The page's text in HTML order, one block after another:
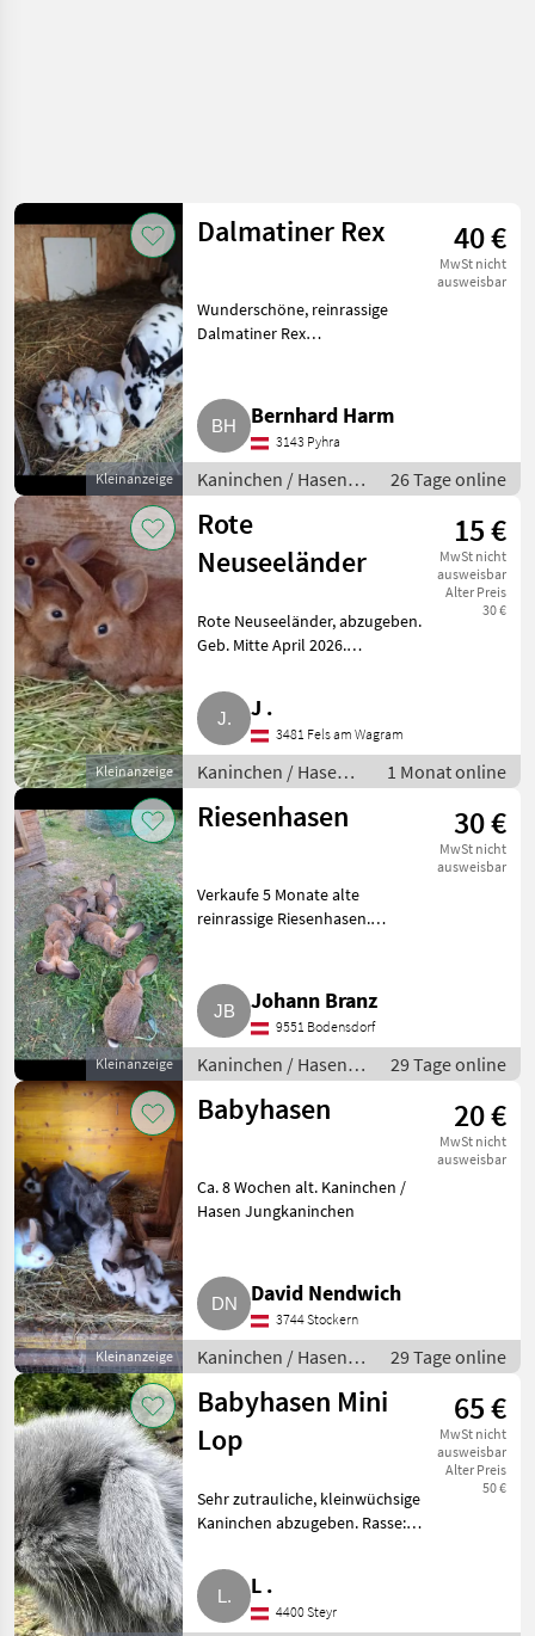
Kleinanzeige
Dalmatiner Rex 40 €
MwSt nicht
ausweisbar
Wunderschöne, reinrassige
Dalmatiner Rex
jungen Tiere sind sehr
zutraulich, neugierig und an
Menschen gewöhnt
Bernhard Harm
3143 Pyhra
Kaninchen / Hasen /
Jungkaninchen
26 Tage online
Kleinanzeige
Rote
Neuseeländer
15 €
MwSt nicht
ausweisbar
Alter Preis
30 €
Rote Neuseeländer, abzugeben.
Geb. Mitte April 2026.
Jungkaninchen
J .
3481 Fels am Wagram
Kaninchen / Hasen /
Jungkaninchen
1 Monat online
Kleinanzeige
Riesenhasen 30 €
MwSt nicht
ausweisbar
Verkaufe 5 Monate alte
reinrassige Riesenhasen.
Johann Branz
9551 Bodensdorf
Kaninchen / Hasen /
Jungkaninchen
29 Tage online
Kleinanzeige
Babyhasen 20 €
MwSt nicht
ausweisbar
Ca. 8 Wochen alt. Kaninchen /
Hasen Jungkaninchen
David Nendwich
3744 Stockern
Kaninchen / Hasen /
Jungkaninchen
29 Tage online
Babyhasen Mini
Lop
65 €
MwSt nicht
ausweisbar
Alter Preis
50 €
Sehr zutrauliche, kleinwüchsige
Kaninchen abzugeben. Rasse:
Jungkaninchen
L .
4400 Steyr